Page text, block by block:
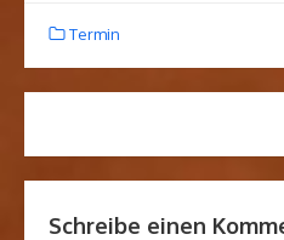
Termin
Beitrags-
Navigation
Schreibe einen